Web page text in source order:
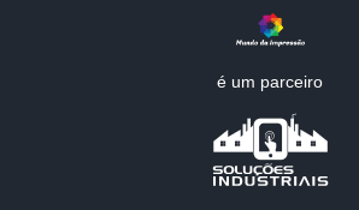
é um parceiro